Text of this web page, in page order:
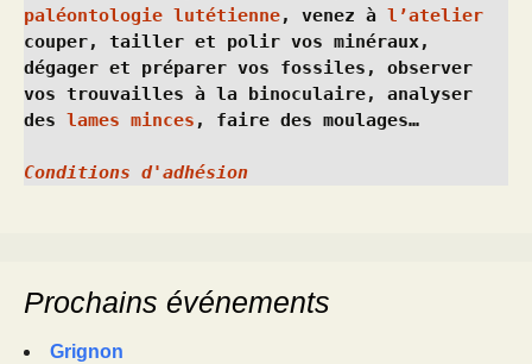
paléontologie lutétienne, venez à l’atelier
couper, tailler et polir vos minéraux,
dégager et préparer vos fossiles, observer
vos trouvailles à la binoculaire, analyser
des lames minces , faire des moulages…
Conditions d'adhésion
Prochains événements
Grignon